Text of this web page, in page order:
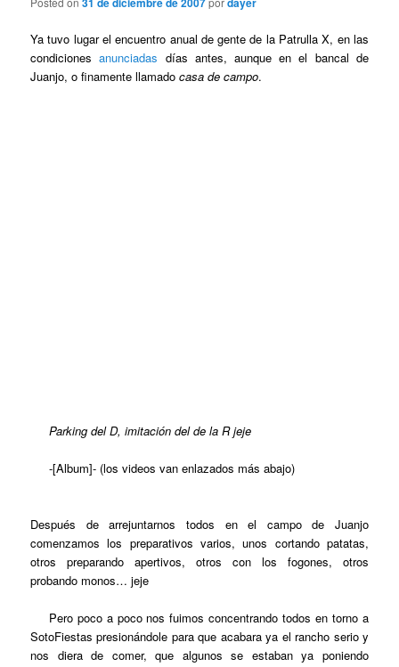
Ya tuvo lugar el encuentro anual de gente de la Patrulla X, en las
condicionesanunciadas días antes, aunque en el bancal de
Juanjo, o finamente llamadocasa de campo.
Parking del D, imitación del de la R jeje
-[Album]- (los videos van enlazados más abajo)
Después de arrejuntarnos todos en el campo de Juanjo
comenzamos los preparativos varios, unos cortando patatas,
otros preparando apertivos, otros con los fogones, otros
probando monos… jeje
Pero poco a poco nos fuimos concentrando todos en torno a
SotoFiestas presionándole para que acabara ya el rancho serio y
nos diera de comer, que algunos se estaban ya poniendo